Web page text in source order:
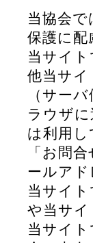
当協会
保護に配
当サイ
他当サイ
（サー
ラウザ
は利用し
「お問
ールア
当サイ
や当サ
当サイ